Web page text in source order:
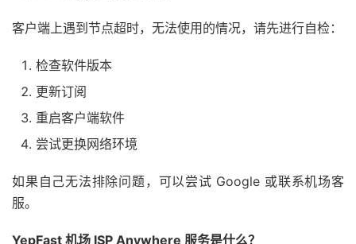
客户端上遇到节点超时，无法使用的情况，请先进行自检：
检查软件版本
更新订阅
重启客户端软件
尝试更换网络环境
如果自己无法排除问题，可以尝试 Google 或联系机场客
服。
YepFast 机场 ISP Anywhere 服务是什么？